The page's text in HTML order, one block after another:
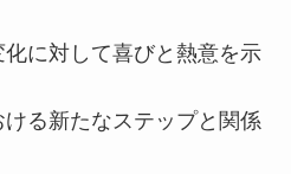
に対して喜びと熱意を示
る新たなステップと関係